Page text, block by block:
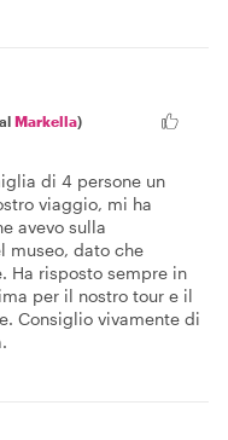
Markella)
di 4 persone un
viaggio, mi ha
avevo sulla
museo, dato che
Ha risposto sempre in
per il nostro tour e il
Consiglio vivamente di